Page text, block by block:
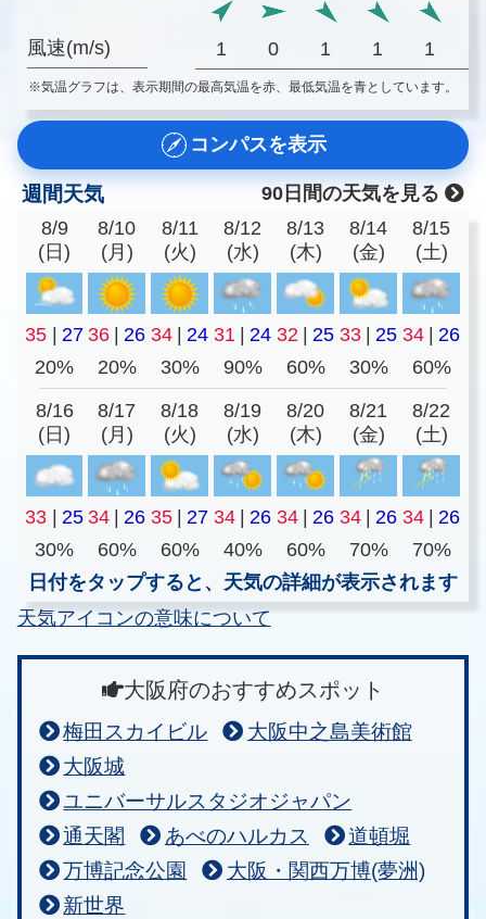
風速(m/s) 1 0 1 1 1
※気温グラフは、表示期間の最高気温を赤、最低気温を青としています。
コンパスを表示
週間天気
90日間の天気を見る
8/9
(日)
8/10
(月)
8/11
(火)
8/12
(水)
8/13
(木)
8/14
(金)
8/15
(土)
35 | 27 36 | 26 34 | 24 31 | 24 32 | 25 33 | 25 34 | 26
20%
20% 30% 90% 60% 30% 60%
8/16
(日)
8/17
(月)
8/18
(火)
8/19
(水)
8/20
(木)
8/21
(金)
8/22
(土)
33 | 25 34 | 26 35 | 27 34 | 26 34 | 26 34 | 26 34 | 26
30%
60% 60% 40% 60% 70%
70%
日付をタップすると、天気の詳細が表示されます
天気アイコンの意味について
大阪府のおすすめスポット
梅田スカイビル
大阪中之島美術館
大阪城
ユニバーサルスタジオジャパン
通天閣
あべのハルカス
道頓堀
万博記念公園
大阪・関西万博(夢洲)
新世界